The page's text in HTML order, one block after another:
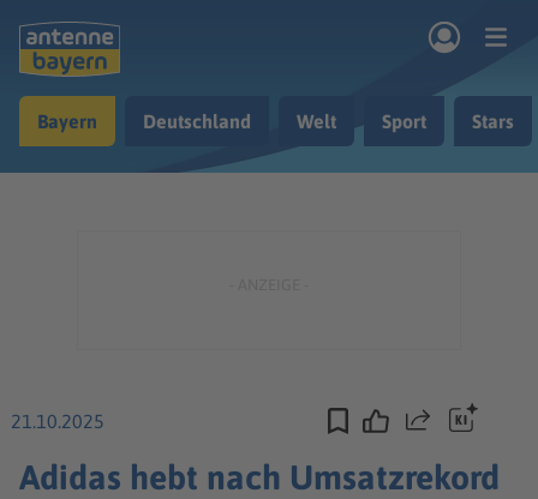
Musik & Radio
Bayern Deutschland Welt Sport Stars
21.10.2025 Teilen
Adidas hebt nach Umsatzrekord